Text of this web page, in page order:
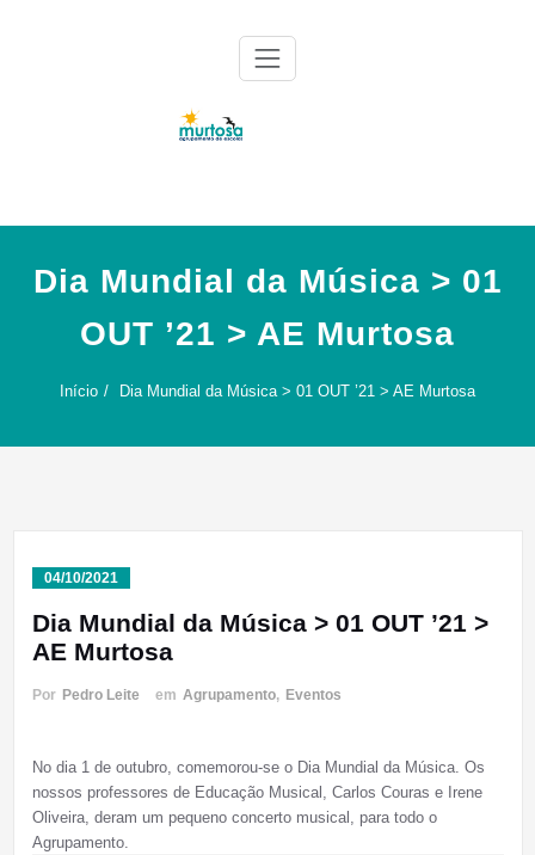
Dia Mundial da Música > 01
OUT ’21 > AE Murtosa
Início Dia Mundial da Música > 01 OUT ’21 > AE Murtosa
04/10/2021
Dia Mundial da Música > 01 OUT ’21 >
AE Murtosa
Por Pedro Leite em Agrupamento, Eventos
No dia 1 de outubro, comemorou-se o Dia Mundial da Música. Os
nossos professores de Educação Musical, Carlos Couras e Irene
Oliveira, deram um pequeno concerto musical, para todo o
Agrupamento.